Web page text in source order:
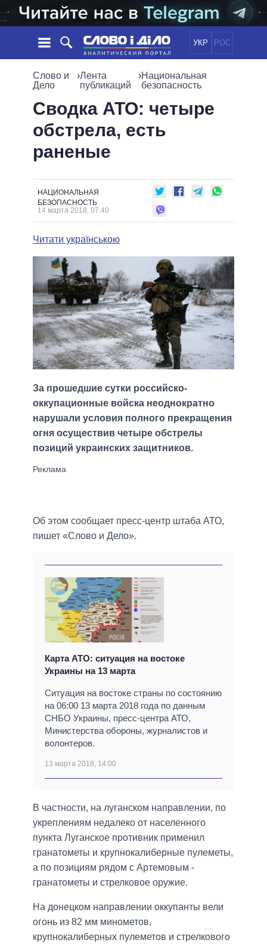
УКР РОС
НОВОСТИ
ЛЕНТА
СОБЫТИЯ
СТАТЬИ
МНЕНИЯ
ДАЙДЖЕСТЫ
ЭКОНОМИКА
ОБЩЕСТВО
ОБЕЩАНИЯ
ПОЛИТИКИ
ВСЕ ПОЛИТИКИ
ВЕРХОВНАЯ РАДА
КАБИНЕТ МИНИСТРОВ
ГЛАВЫ ОБЛАДМИНИСТРАЦИЙ
МЭРЫ
ВСЕ ПЕРСОНЫ
ИНФОГРАФИКА
ВИДЕО
ПОДДЕРЖАТЬ
СРАВНЕНИЕ ПОЛИТИКОВ
Слово и
Дело
›Лента
публикаций
›Национальная
безопасность
Сводка АТО: четыре
обстрела, есть
раненые
НАЦИОНАЛЬНАЯ
БЕЗОПАСНОСТЬ
14 марта 2018, 07:40
Читати українською
За прошедшие сутки российско-
оккупационные войска неоднократно
нарушали условия полного прекращения
огня осуществив четыре обстрелы
позиций украинских защитников.
Об этом сообщает пресс-центр штаба АТО,
пишет «Слово и Дело».
Карта АТО: ситуация на востоке
Украины на 13 марта
Ситуация на востоке страны по состоянию
на 06:00 13 марта 2018 года по данным
СНБО Украины, пресс-центра АТО,
Министерства обороны, журналистов и
волонтеров.
13 марта 2018, 14:00
В частности, на луганском направлении, по
укреплениям недалеко от населенного
пункта Луганское противник применил
гранатометы и крупнокалиберные пулеметы,
а по позициям рядом с Артемовым -
гранатометы и стрелковое оружие.
На донецком направлении оккупанты вели
огонь из 82 мм минометов,
крупнокалиберных пулеметов и стрелкового